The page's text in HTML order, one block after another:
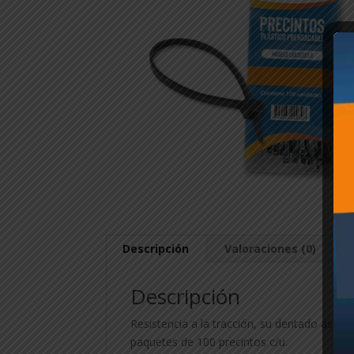
Descripción Valoraciones (0)
Descripción
Resistencia a la tracción, su dentado
paquetes de 100 precintos c/u.